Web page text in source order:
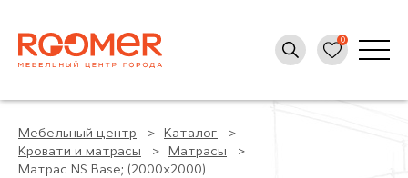
Мебельный центр
Каталог
Кровати и матрасы
Матрасы
Матрас NS Base; (2000x2000)